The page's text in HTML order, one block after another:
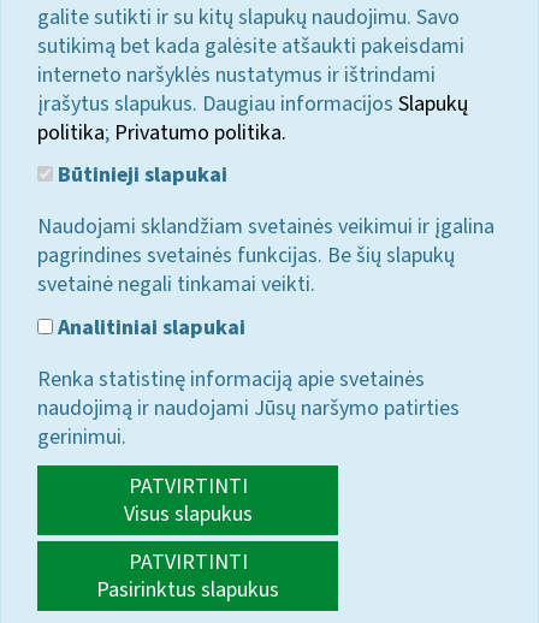
galite sutikti ir su kitų slapukų naudojimu. Savo
sutikimą bet kada galėsite atšaukti pakeisdami
interneto naršyklės nustatymus ir ištrindami
įrašytus slapukus. Daugiau informacijos Slapukų
politika; Privatumo politika.
Būtinieji slapukai
Naudojami sklandžiam svetainės veikimui ir įgalina
pagrindines svetainės funkcijas. Be šių slapukų
svetainė negali tinkamai veikti.
Analitiniai slapukai
Renka statistinę informaciją apie svetainės
naudojimą ir naudojami Jūsų naršymo patirties
gerinimui.
PATVIRTINTI
Visus slapukus
PATVIRTINTI
Pasirinktus slapukus